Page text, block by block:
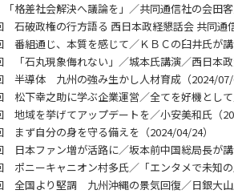
格差社会解決へ議論を」／共同通信社の会田
石破政権の行方語る 西日本政経懇話会 共同通
番組通じ、本質を感じて／ＫＢＣの臼井氏が
「石丸現象侮れない」／城本氏講演／西日本
半導体 九州の強み生かし人材育成（2024/
松下幸之助に学ぶ企業運営／全てを好機とし
地域を挙げてアップデートを／小安美和氏（
まず自分の身を守る備えを（2024/04/24）
日本ファン増が活路に／坂本前中国総局長が
ポニーキャニオン村多氏／「エンタメで未知
全国より堅調 九州沖縄の景気回復／日銀大